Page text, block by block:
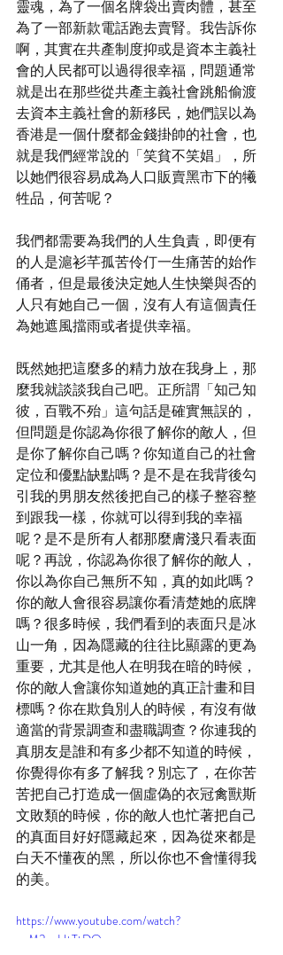
靈魂，為了一個名牌袋出賣肉體，甚至
為了一部新款電話跑去賣腎。我告訴你
啊，其實在共產制度抑或是資本主義社
會的人民都可以過得很幸福，問題通常
就是出在那些從共產主義社會跳船偷渡
去資本主義社會的新移民，她們誤以為
香港是一個什麼都金錢掛帥的社會，也
就是我們經常說的「笑貧不笑娼」，所
以她們很容易成為人口販賣黑市下的犧
牲品，何苦呢？
我們都需要為我們的人生負責，即便有
的人是滬衫芊孤苦伶仃一生痛苦的始作
俑者，但是最後決定她人生快樂與否的
人只有她自己一個，沒有人有這個責任
為她遮風擋雨或者提供幸福。
既然她把這麼多的精力放在我身上，那
麼我就談談我自己吧。正所謂「知己知
彼，百戰不殆」這句話是確實無誤的，
但問題是你認為你很了解你的敵人，但
是你了解你自己嗎？你知道自己的社會
定位和優點缺點嗎？是不是在我背後勾
引我的男朋友然後把自己的樣子整容整
到跟我一樣，你就可以得到我的幸福
呢？是不是所有人都那麼膚淺只看表面
呢？再說，你認為你很了解你的敵人，
你以為你自己無所不知，真的如此嗎？
你的敵人會很容易讓你看清楚她的底牌
嗎？很多時候，我們看到的表面只是冰
山一角，因為隱藏的往往比顯露的更為
重要，尤其是他人在明我在暗的時候，
你的敵人會讓你知道她的真正計畫和目
標嗎？你在欺負別人的時候，有沒有做
適當的背景調查和盡職調查？你連我的
真朋友是誰和有多少都不知道的時候，
你覺得你有多了解我？別忘了，在你苦
苦把自己打造成一個虛偽的衣冠禽獸斯
文敗類的時候，你的敵人也忙著把自己
的真面目好好隱藏起來，因為從來都是
白天不懂夜的黑，所以你也不會懂得我
的美。
https://www.youtube.com/watch?
v=M3exHtTtDOw